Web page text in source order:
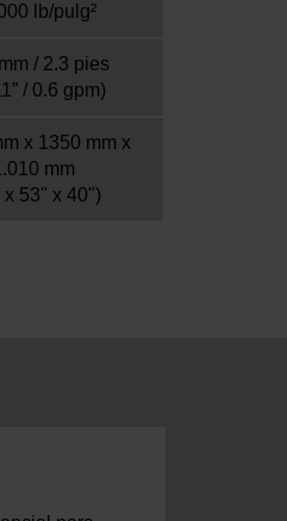
lb/pulg²
/ 2.3 pies
/ 0.6 gpm)
x 1350 mm x
mm
x 53" x 40")